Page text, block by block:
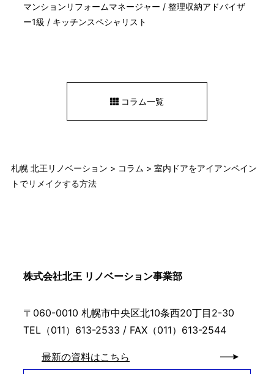
マンションリフォームマネージャー / 整理収納アドバイザ
ー1級 / キッチンスペシャリスト
コラム一覧
札幌 北王リノベーション > コラム > 室内ドアをアイアンペイン
トでリメイクする方法
株式会社北王 リノベーション事業部
〒060-0010 札幌市中央区北10条西20丁目2-30
TEL（011）613-2533 / FAX（011）613-2544
最新の資料はこちら